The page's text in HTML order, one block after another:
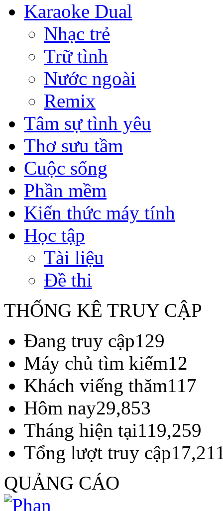
Karaoke Dual
Nhạc trẻ
Trữ tình
Nước ngoài
Remix
Tâm sự tình yêu
Thơ sưu tầm
Cuộc sống
Phần mềm
Kiến thức máy tính
Học tập
Tài liệu
Đề thi
THỐNG KÊ TRUY CẬP
Đang truy cập129
Máy chủ tìm kiếm12
Khách viếng thăm117
Hôm nay29,853
Tháng hiện tại119,259
Tổng lượt truy cập
QUẢNG CÁO